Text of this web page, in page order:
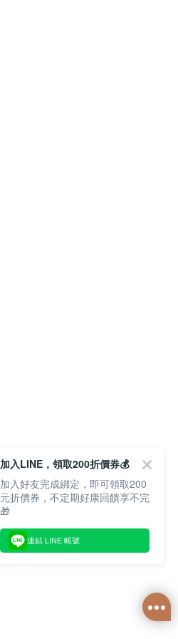
加入LINE，領取200折價券💰
加入好友完成綁定，即可領取200
元折價券，不定期好康回饋享不完
🎁
連結 LINE 帳號